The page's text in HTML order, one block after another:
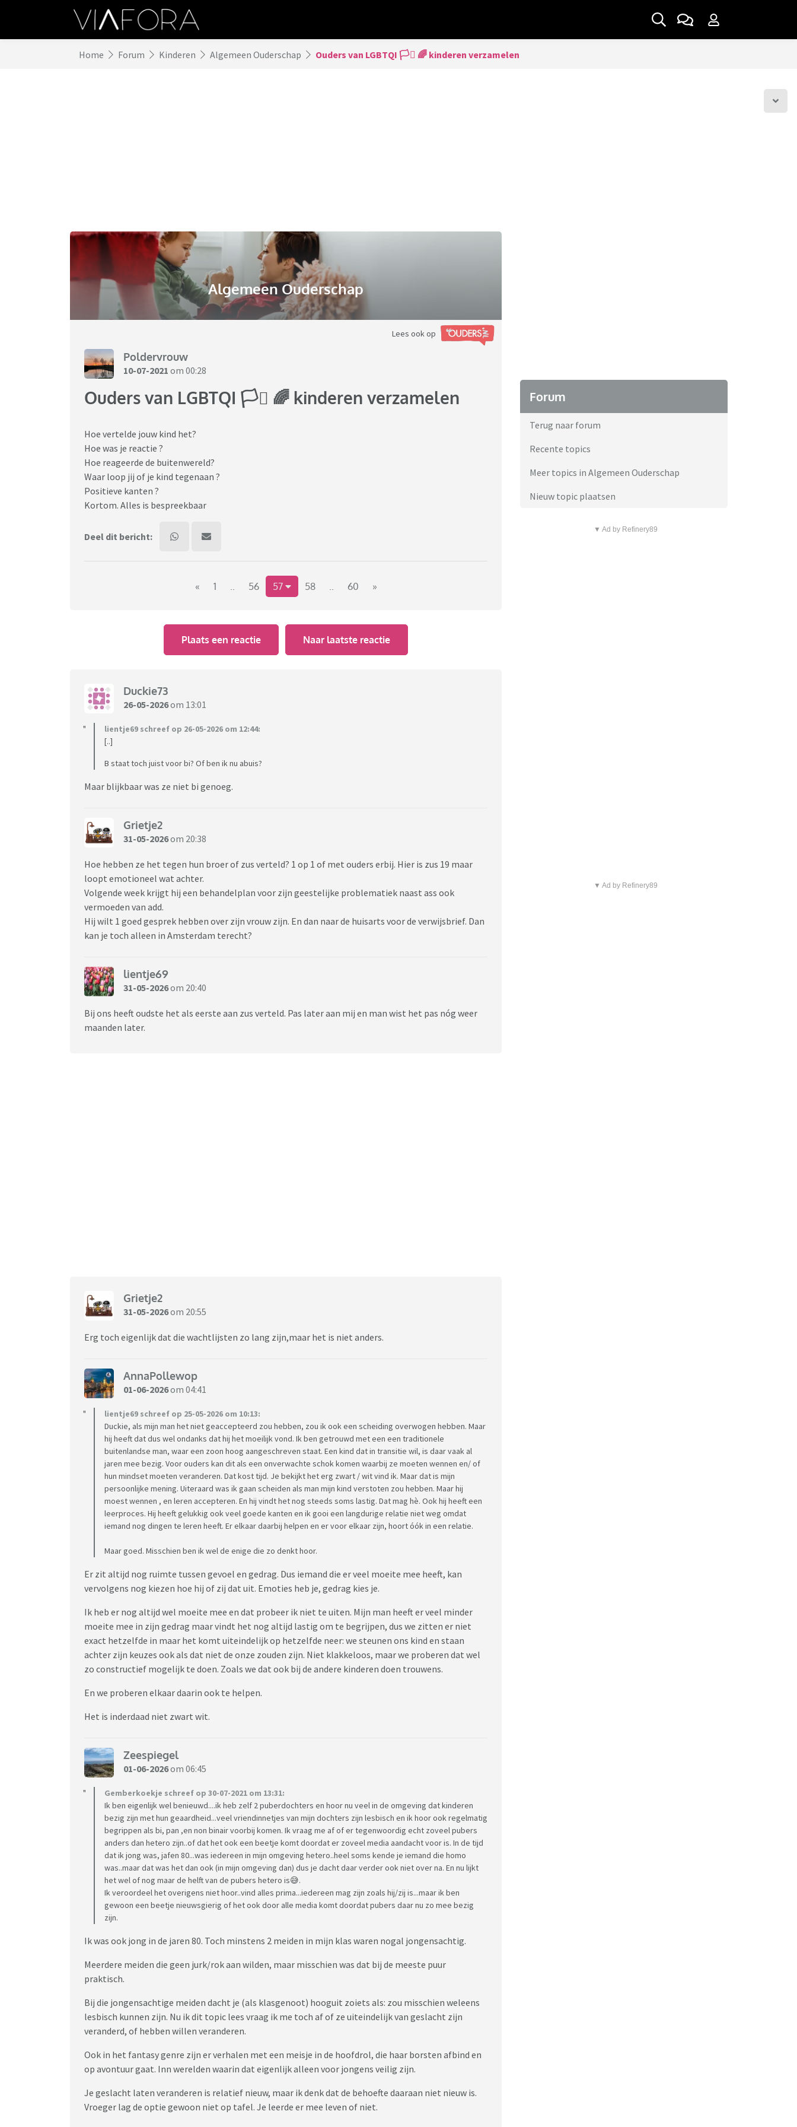
Home Forum Kinderen Algemeen Ouderschap Ouders van LGBTQI 🏳️‍⚧️ 🌈 kinderen verzamelen
Algemeen Ouderschap
Lees ook op
Poldervrouw
10-07-2021 om 00:28
Ouders van LGBTQI 🏳️‍⚧️ 🌈 kinderen verzamelen
Hoe vertelde jouw kind het?
Hoe was je reactie ?
Hoe reageerde de buitenwereld?
Waar loop jij of je kind tegenaan ?
Positieve kanten ?
Kortom. Alles is bespreekbaar
Deel dit bericht:
« 1 .. 56 57 58 .. 60 »
Plaats een reactie Naar laatste reactie
Duckie73
26-05-2026om 13:01
lientje69 schreef op 26-05-2026 om 12:44:
[..]
B staat toch juist voor bi? Of ben ik nu abuis?
Maar blijkbaar was ze niet bi genoeg.
Grietje2
31-05-2026om 20:38
Hoe hebben ze het tegen hun broer of zus verteld? 1 op 1 of met ouders erbij. Hier is zus 19 maar
loopt emotioneel wat achter.
Volgende week krijgt hij een behandelplan voor zijn geestelijke problematiek naast ass ook
vermoeden van add.
Hij wilt 1 goed gesprek hebben over zijn vrouw zijn. En dan naar de huisarts voor de verwijsbrief. Dan
kan je toch alleen in Amsterdam terecht?
lientje69
31-05-2026om 20:40
Bij ons heeft oudste het als eerste aan zus verteld. Pas later aan mij en man wist het pas nóg weer
maanden later.
Grietje2
31-05-2026om 20:55
Erg toch eigenlijk dat die wachtlijsten zo lang zijn,maar het is niet anders.
AnnaPollewop
01-06-2026om 04:41
lientje69 schreef op 25-05-2026 om 10:13:
Duckie, als mijn man het niet geaccepteerd zou hebben, zou ik ook een scheiding overwogen hebben. Maar
hij heeft dat dus wel ondanks dat hij het moeilijk vond. Ik ben getrouwd met een een traditionele
buitenlandse man, waar een zoon hoog aangeschreven staat. Een kind dat in transitie wil, is daar vaak al
jaren mee bezig. Voor ouders kan dit als een onverwachte schok komen waarbij ze moeten wennen en/ of
hun mindset moeten veranderen. Dat kost tijd. Je bekijkt het erg zwart / wit vind ik. Maar dat is mijn
persoonlijke mening. Uiteraard was ik gaan scheiden als man mijn kind verstoten zou hebben. Maar hij
moest wennen , en leren accepteren. En hij vindt het nog steeds soms lastig. Dat mag hè. Ook hij heeft een
leerproces. Hij heeft gelukkig ook veel goede kanten en ik gooi een langdurige relatie niet weg omdat
iemand nog dingen te leren heeft. Er elkaar daarbij helpen en er voor elkaar zijn, hoort óók in een relatie.
Maar goed. Misschien ben ik wel de enige die zo denkt hoor.
Er zit altijd nog ruimte tussen gevoel en gedrag. Dus iemand die er veel moeite mee heeft, kan
vervolgens nog kiezen hoe hij of zij dat uit. Emoties heb je, gedrag kies je.
Ik heb er nog altijd wel moeite mee en dat probeer ik niet te uiten. Mijn man heeft er veel minder
moeite mee in zijn gedrag maar vindt het nog altijd lastig om te begrijpen, dus we zitten er niet
exact hetzelfde in maar het komt uiteindelijk op hetzelfde neer: we steunen ons kind en staan
achter zijn keuzes ook als dat niet de onze zouden zijn. Niet klakkeloos, maar we proberen dat wel
zo constructief mogelijk te doen. Zoals we dat ook bij de andere kinderen doen trouwens.
En we proberen elkaar daarin ook te helpen.
Het is inderdaad niet zwart wit.
Zeespiegel
01-06-2026om 06:45
Gemberkoekje schreef op 30-07-2021 om 13:31:
Ik ben eigenlijk wel benieuwd....ik heb zelf 2 puberdochters en hoor nu veel in de omgeving dat kinderen
bezig zijn met hun geaardheid...veel vriendinnetjes van mijn dochters zijn lesbisch en ik hoor ook regelmatig
begrippen als bi, pan ,en non binair voorbij komen. Ik vraag me af of er tegenwoordig echt zoveel pubers
anders dan hetero zijn..of dat het ook een beetje komt doordat er zoveel media aandacht voor is. In de tijd
dat ik jong was, jafen 80...was iedereen in mijn omgeving hetero..heel soms kende je iemand die homo
was..maar dat was het dan ook (in mijn omgeving dan) dus je dacht daar verder ook niet over na. En nu lijkt
het wel of nog maar de helft van de pubers hetero is😅.
Ik veroordeel het overigens niet hoor..vind alles prima...iedereen mag zijn zoals hij/zij is...maar ik ben
gewoon een beetje nieuwsgierig of het ook door alle media komt doordat pubers daar nu zo mee bezig
zijn.
Ik was ook jong in de jaren 80. Toch minstens 2 meiden in mijn klas waren nogal jongensachtig.
Meerdere meiden die geen jurk/rok aan wilden, maar misschien was dat bij de meeste puur
praktisch.
Bij die jongensachtige meiden dacht je (als klasgenoot) hooguit zoiets als: zou misschien weleens
lesbisch kunnen zijn. Nu ik dit topic lees vraag ik me toch af of ze uiteindelijk van geslacht zijn
veranderd, of hebben willen veranderen.
Ook in het fantasy genre zijn er verhalen met een meisje in de hoofdrol, die haar borsten afbind en
op avontuur gaat. Inn werelden waarin dat eigenlijk alleen voor jongens veilig zijn.
Je geslacht laten veranderen is relatief nieuw, maar ik denk dat de behoefte daaraan niet nieuw is.
Vroeger lag de optie gewoon niet op tafel. Je leerde er mee leven of niet.
Forum
Terug naar forum
Recente topics
Meer topics in Algemeen Ouderschap
Nieuw topic plaatsen
▼ Ad by Refinery89
▼ Ad by Refinery89